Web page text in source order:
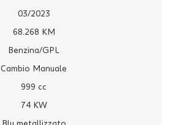
03/2023
68.268 KM
Benzina/GPL
Cambio Manuale
999 cc
74 KW